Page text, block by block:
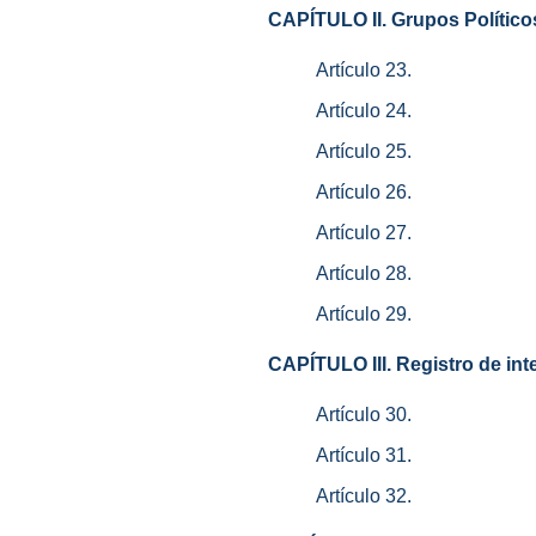
CAPÍTULO II. Grupos
Artículo 23.
Artículo 24.
Artículo 25.
Artículo 26.
Artículo 27.
Artículo 28.
Artículo 29.
CAPÍTULO III. Registro de
Artículo 30.
Artículo 31.
Artículo 32.